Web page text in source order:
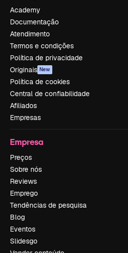
Academy
Documentação
Atendimento
Termos e condições
Política de privacidade
Originais New
Política de cookies
Central de confiabilidade
Afiliados
Empresas
Empresa
Preços
Sobre nós
Reviews
Emprego
Tendências de pesquisa
Blog
Eventos
Slidesgo